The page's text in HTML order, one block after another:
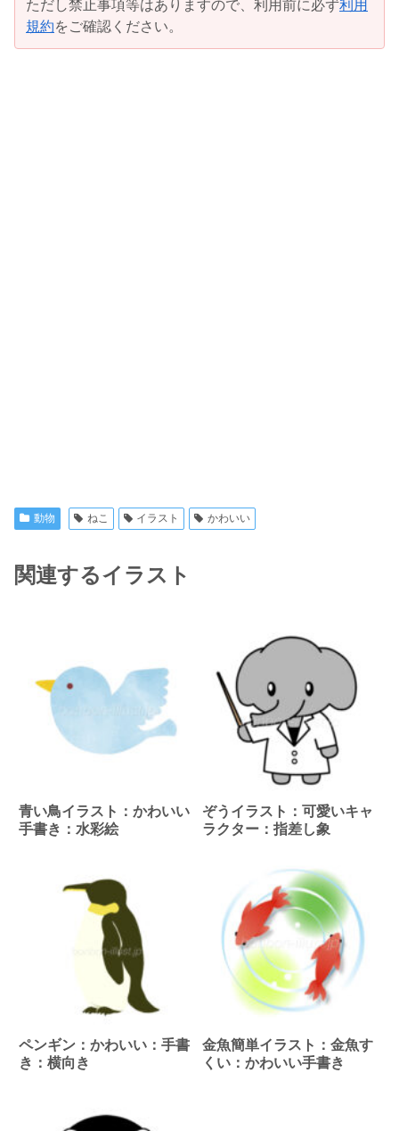
ただし禁止事項等はありますので、利用前に必ず利用
規約をご確認ください。
動物 ねこ イラスト かわいい
関連するイラスト
青い鳥イラスト：かわいい
手書き：水彩絵
ぞうイラスト：可愛いキャ
ラクター：指差し象
ペンギン：かわいい：手書
き：横向き
金魚簡単イラスト：金魚す
くい：かわいい手書き